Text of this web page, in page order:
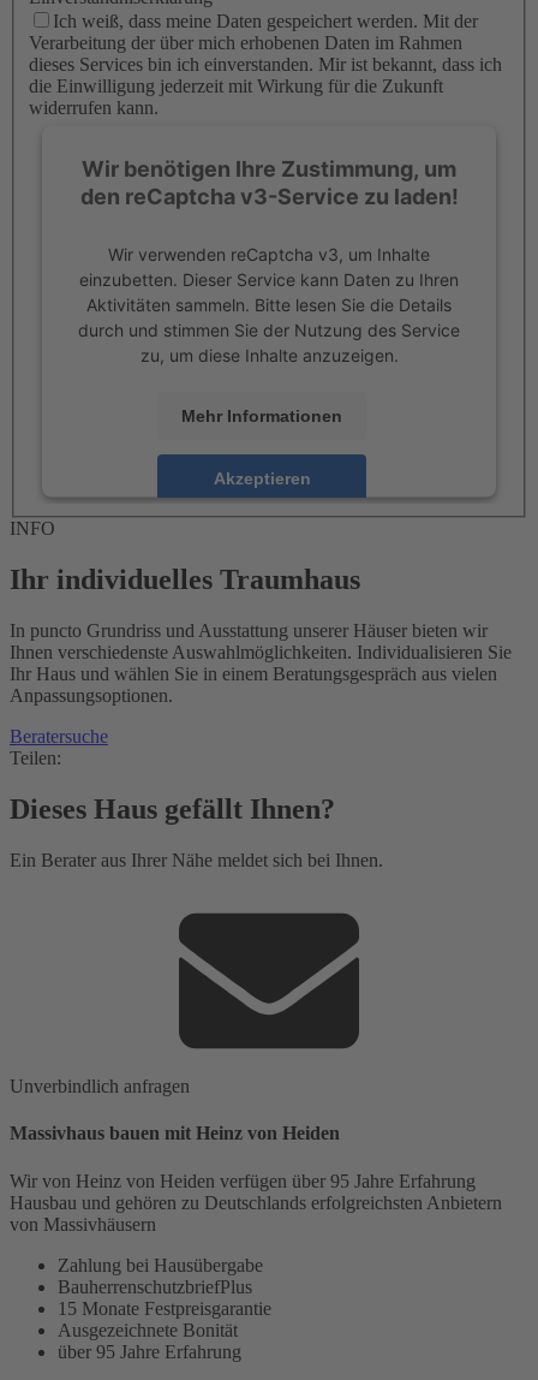
Ich weiß, dass meine Daten gespeichert werden. Mit der
Verarbeitung der über mich erhobenen Daten im Rahmen
dieses Services bin ich einverstanden. Mir ist bekannt, dass ich
die Einwilligung jederzeit mit Wirkung für die Zukunft
widerrufen kann.
Wir benötigen Ihre Zustimmung, um
den reCaptcha v3-Service zu laden!
Wir verwenden reCaptcha v3, um Inhalte
einzubetten. Dieser Service kann Daten zu Ihren
Aktivitäten sammeln. Bitte lesen Sie die Details
durch und stimmen Sie der Nutzung des Service
zu, um diese Inhalte anzuzeigen.
Mehr Informationen
Akzeptieren
powered byUsercentrics Consent Management
INFO
Ihr individuelles Traumhaus
In puncto Grundriss und Ausstattung unserer Häuser bieten wir
Ihnen verschiedenste Auswahlmöglichkeiten. Individualisieren Sie
Ihr Haus und wählen Sie in einem Beratungsgespräch aus vielen
Anpassungsoptionen.
Beratersuche
Teilen:
Dieses Haus gefällt Ihnen?
Ein Berater aus Ihrer Nähe meldet sich bei Ihnen.
Unverbindlich anfragen
Massivhaus bauen mit Heinz von Heiden
Wir von Heinz von Heiden verfügen über 95 Jahre Erfahrung
Hausbau und gehören zu Deutschlands erfolgreichsten Anbietern
von Massivhäusern
Zahlung bei Hausübergabe
BauherrenschutzbriefPlus
15 Monate Festpreisgarantie
Ausgezeichnete Bonität
über 95 Jahre Erfahrung